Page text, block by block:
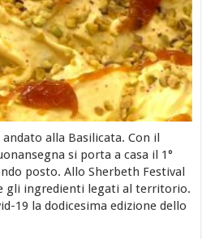
alla Basilicata. Con il
si porta a casa il 1°
posto. Allo Sherbeth Festival
gli ingredienti legati al territorio.
19 la dodicesima edizione dello